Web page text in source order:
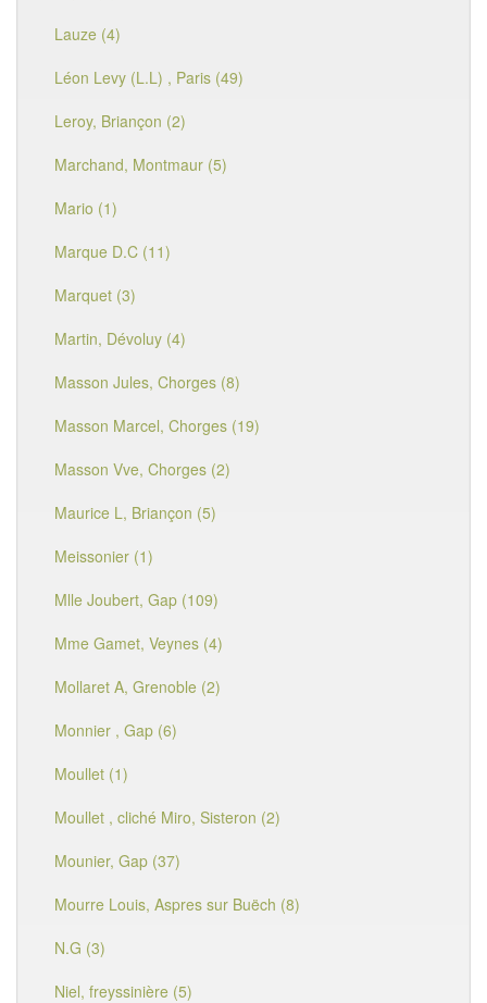
Lauze (4)
Léon Levy (L.L) , Paris (49)
Leroy, Briançon (2)
Marchand, Montmaur (5)
Mario (1)
Marque D.C (11)
Marquet (3)
Martin, Dévoluy (4)
Masson Jules, Chorges (8)
Masson Marcel, Chorges (19)
Masson Vve, Chorges (2)
Maurice L, Briançon (5)
Meissonier (1)
Mlle Joubert, Gap (109)
Mme Gamet, Veynes (4)
Mollaret A, Grenoble (2)
Monnier , Gap (6)
Moullet (1)
Moullet , cliché Miro, Sisteron (2)
Mounier, Gap (37)
Mourre Louis, Aspres sur Buëch (8)
N.G (3)
Niel, freyssinière (5)